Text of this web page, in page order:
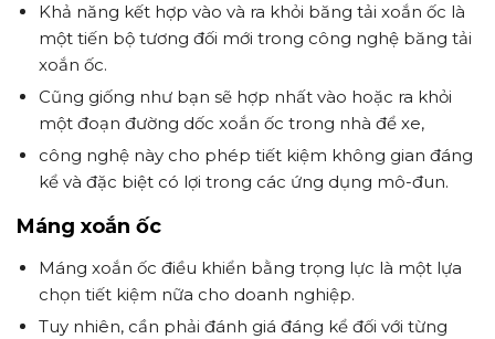
Khả năng kết hợp vào và ra khỏi băng tải xoắn ốc là
một tiến bộ tương đối mới trong công nghệ băng tải
xoắn ốc.
Cũng giống như bạn sẽ hợp nhất vào hoặc ra khỏi
một đoạn đường dốc xoắn ốc trong nhà để xe,
công nghệ này cho phép tiết kiệm không gian đáng
kể và đặc biệt có lợi trong các ứng dụng mô-đun.
Máng xoắn ốc
Máng xoắn ốc điều khiển bằng trọng lực là một lựa
chọn tiết kiệm nữa cho doanh nghiệp.
Tuy nhiên, cần phải đánh giá đáng kể đối với từng